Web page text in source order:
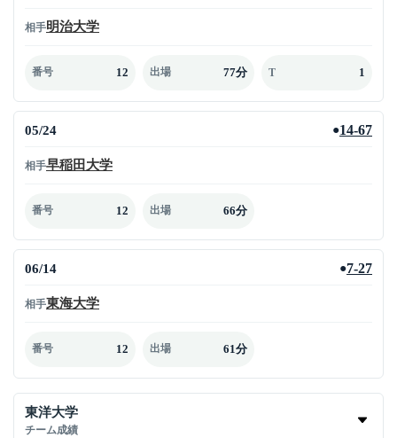
相手明治大学
番号 12 出場 77分 T 1
05/24 ●14-67
相手早稲田大学
番号 12 出場 66分
06/14 ●7-27
相手東海大学
番号 12 出場 61分
東洋大学
チーム成績